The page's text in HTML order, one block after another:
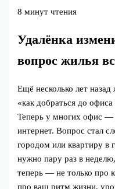
8 минут чтения
Удалёнка
вопрос жилья
Ещё несколько лет
«как добраться до
Теперь у многих офис —
интернет. Вопрос стал
городом или квартиру в
нужно пару раз в
теперь — не только про
про ваш ритм жизни,